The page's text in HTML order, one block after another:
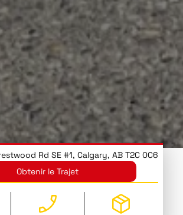
Rd SE #1, Calgary, AB T2C 0C6
Obtenir le Trajet